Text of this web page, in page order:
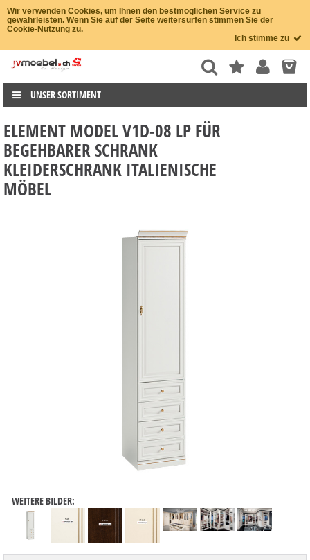
Wir verwenden Cookies, um Ihnen den bestmöglichen Service zu
gewährleisten. Wenn Sie auf der Seite weitersurfen stimmen Sie der
Cookie-Nutzung zu.
Ich stimme zu
UNSER SORTIMENT
ELEMENT MODEL V1D-08 LP FÜR
BEGEHBARER SCHRANK
KLEIDERSCHRANK ITALIENISCHE
MÖBEL
WEITERE BILDER: